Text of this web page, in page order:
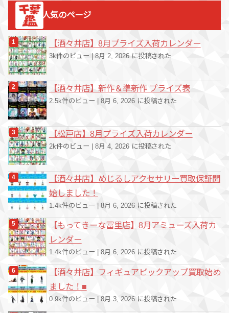
ゴ
人気のページ
【酒々井店】8月プライズ入荷カレンダー
3k件のビュー 8月 2, 2026 に投稿された
【酒々井店】新作＆準新作 プライズ表
2.5k件のビュー 8月 6, 2026 に投稿された
【松戸店】8月プライズ入荷カレンダー
2k件のビュー | 8月 4, 2026 に投稿された
【酒々井店】めじるしアクセサリー買取保証開
始しました！
1.4k件のビュー 8月 6, 2026 に投稿された
【もってきーな冨里店】8月アミューズ入荷カ
レンダー
1.4k件のビュー 8月 6, 2026 に投稿された
【酒々井店】フィギュアピックアップ買取始め
ました！■
0.9k件のビュー 8月 3, 2026 に投稿された